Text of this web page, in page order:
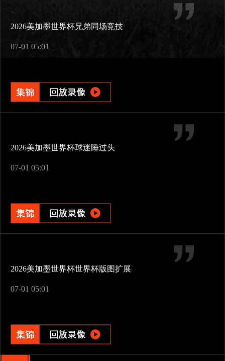
2026美加墨世界杯兄弟同场竞技
07-01 05:01
2026美加墨世界杯球迷睡过头
07-01 05:01
2026美加墨世界杯世界杯版图扩展
07-01 05:01